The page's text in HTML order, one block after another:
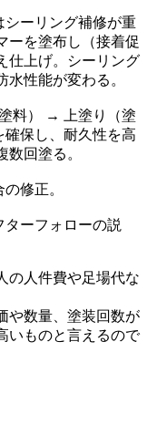
シーリング補修が重
ーを塗布し（接着促
仕上げ。シーリング
性能が変わる。
料） → 上塗り（塗
保し、耐久性を高
回塗る。
修正。
ーフォローの説
の人件費や足場代な
や数量、塗装回数が
いものと言えるので